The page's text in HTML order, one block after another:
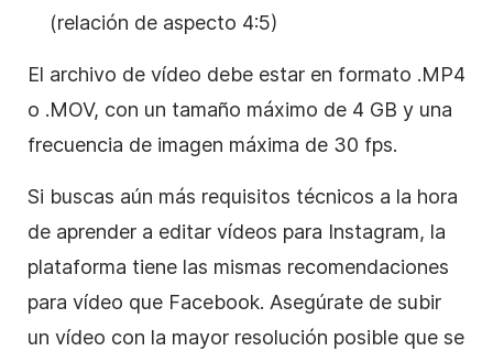
(relación de aspecto 4:5)
El archivo de vídeo debe estar en formato .MP4
o .MOV, con un tamaño máximo de 4 GB y una
frecuencia de imagen máxima de 30 fps.
Si buscas aún más requisitos técnicos a la hora
de aprender a editar vídeos para Instagram, la
plataforma tiene las mismas recomendaciones
para vídeo que Facebook. Asegúrate de subir
un vídeo con la mayor resolución posible que se